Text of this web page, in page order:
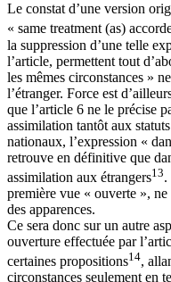
Le constat d’une version
« same treatment (as)
la suppression d’une telle
l’article, permettent tout
les mêmes circonstances »
l’étranger. Force est
que l’article 6 ne le précise
assimilation tantôt aux
nationaux, l’expression «
retrouve en définitive que
assimilation aux étrangers13.
première vue « ouverte »,
des apparences.
Ce sera donc sur un autre
ouverture effectuée par
certaines propositions14,
circonstances seulement en